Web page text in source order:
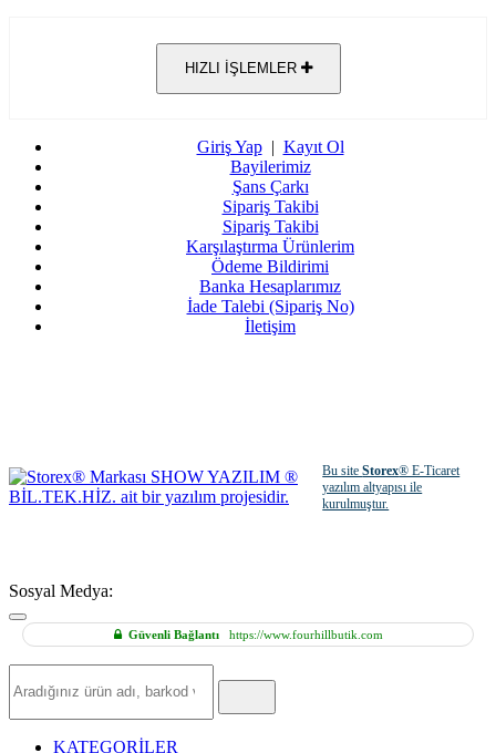
HIZLI İŞLEMLER
Giriş Yap| Kayıt Ol
Bayilerimiz
Şans Çarkı
Sipariş Takibi
Sipariş Takibi
Karşılaştırma Ürünlerim
Ödeme Bildirimi
Banka Hesaplarımız
İade Talebi (Sipariş No)
İletişim
Bu siteStorex® E-Ticaret
yazılım altyapısı ile
kurulmuştur.
Sosyal Medya:
Güvenli Bağlantıhttps://www.fourhillbutik.com
Ürün
KATEGORİLER